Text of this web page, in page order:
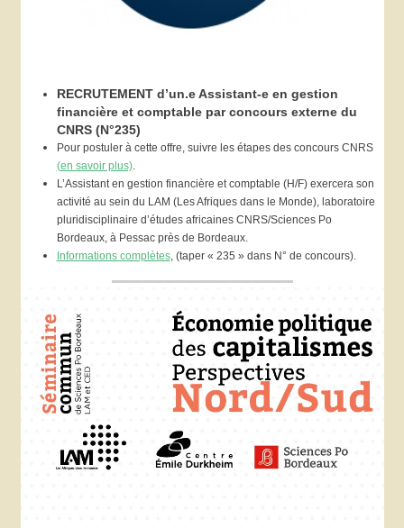
RECRUTEMENT d’un.e Assistant-e en gestion
financière et comptable par concours externe du
CNRS (N°235)
Pour postuler à cette offre, suivre les étapes des concours CNRS
(en savoir plus).
L’Assistant en gestion financière et comptable (H/F) exercera son
activité au sein du LAM (Les Afriques dans le Monde), laboratoire
pluridisciplinaire d’études africaines CNRS/Sciences Po
Bordeaux, à Pessac près de Bordeaux.
Informations complètes, (taper « 235 » dans N° de concours).